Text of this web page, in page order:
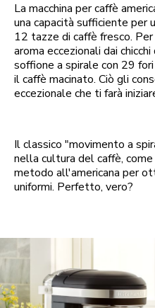
La macchina per caffè
una capacità sufficiente per
12 tazze di caffè fresco.
aroma eccezionali dai
soffione a spirale con 29
il caffè macinato. Ciò gli
eccezionale che ti farà
Il classico "movimento a
nella cultura del caffè,
metodo all'americana per
uniformi. Perfetto, vero?